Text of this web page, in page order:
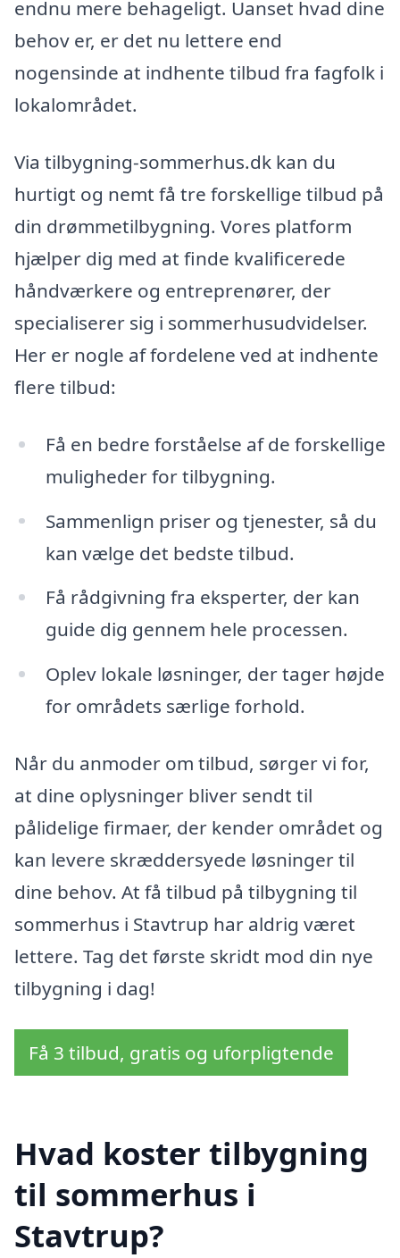
endnu mere behageligt. Uanset hvad dine
behov er, er det nu lettere end
nogensinde at indhente tilbud fra fagfolk i
lokalområdet.
Via tilbygning-sommerhus.dk kan du
hurtigt og nemt få tre forskellige tilbud på
din drømmetilbygning. Vores platform
hjælper dig med at finde kvalificerede
håndværkere og entreprenører, der
specialiserer sig i sommerhusudvidelser.
Her er nogle af fordelene ved at indhente
flere tilbud:
Få en bedre forståelse af de forskellige
muligheder for tilbygning.
Sammenlign priser og tjenester, så du
kan vælge det bedste tilbud.
Få rådgivning fra eksperter, der kan
guide dig gennem hele processen.
Oplev lokale løsninger, der tager højde
for områdets særlige forhold.
Når du anmoder om tilbud, sørger vi for,
at dine oplysninger bliver sendt til
pålidelige firmaer, der kender området og
kan levere skræddersyede løsninger til
dine behov. At få tilbud på tilbygning til
sommerhus i Stavtrup har aldrig været
lettere. Tag det første skridt mod din nye
tilbygning i dag!
Få 3 tilbud, gratis og uforpligtende
Hvad koster tilbygning
til sommerhus i
Stavtrup?